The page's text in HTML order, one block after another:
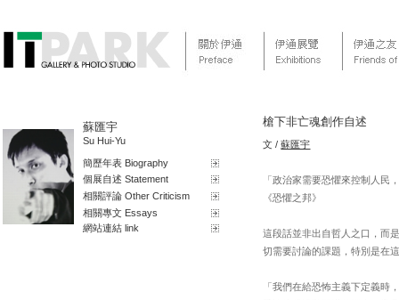
蘇匯宇
Su Hui-Yu
簡歷年表 Biography
個展自述 Statement
相關評論 Other Criticism
相關專文 Essays
網站連結 link
槍下非亡魂創作自述
文 /蘇匯宇
「政治家需要恐懼來控制人民
《恐懼之邦》
這段話並非出自哲人之口，而
切需要討論的課題，特別是在
「我們在給恐怖主義下定義時